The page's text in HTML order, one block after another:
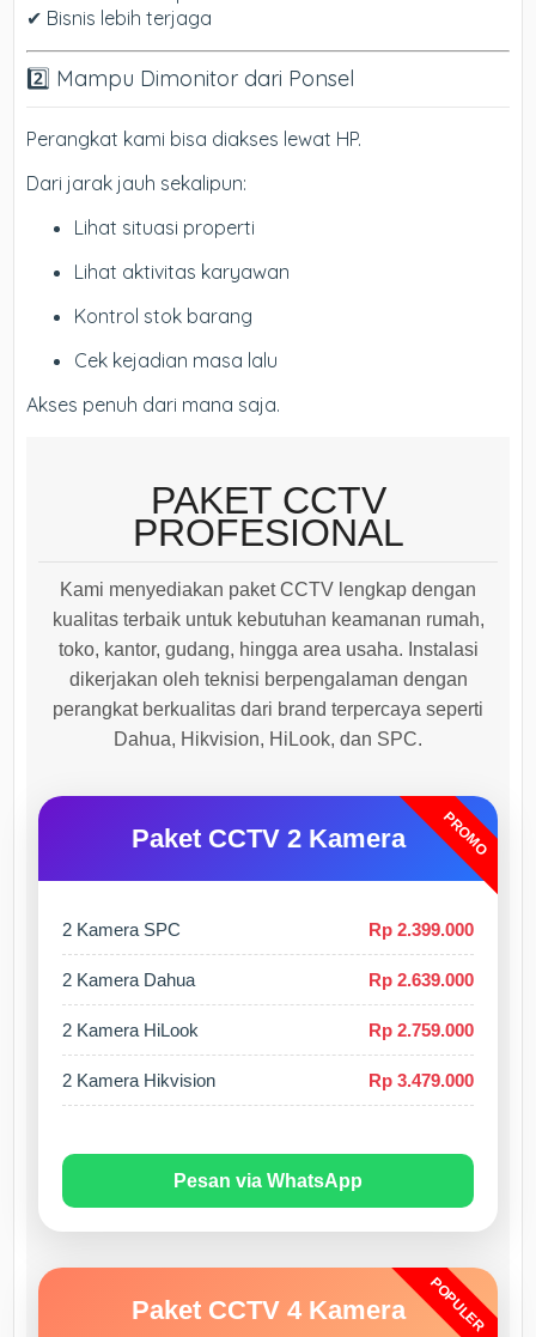
✔ Bisnis lebih terjaga
2️⃣ Mampu Dimonitor dari Ponsel
Perangkat kami bisa diakses lewat HP.
Dari jarak jauh sekalipun:
Lihat situasi properti
Lihat aktivitas karyawan
Kontrol stok barang
Cek kejadian masa lalu
Akses penuh dari mana saja.
PAKET CCTV
PROFESIONAL
Kami menyediakan paket CCTV lengkap dengan
kualitas terbaik untuk kebutuhan keamanan rumah,
toko, kantor, gudang, hingga area usaha. Instalasi
dikerjakan oleh teknisi berpengalaman dengan
perangkat berkualitas dari brand terpercaya seperti
Dahua, Hikvision, HiLook, dan SPC.
PROMO
Paket CCTV 2 Kamera
2 Kamera SPC Rp 2.399.000
2 Kamera Dahua Rp 2.639.000
2 Kamera HiLook Rp 2.759.000
2 Kamera Hikvision Rp 3.479.000
Pesan via WhatsApp
POPULER
Paket CCTV 4 Kamera